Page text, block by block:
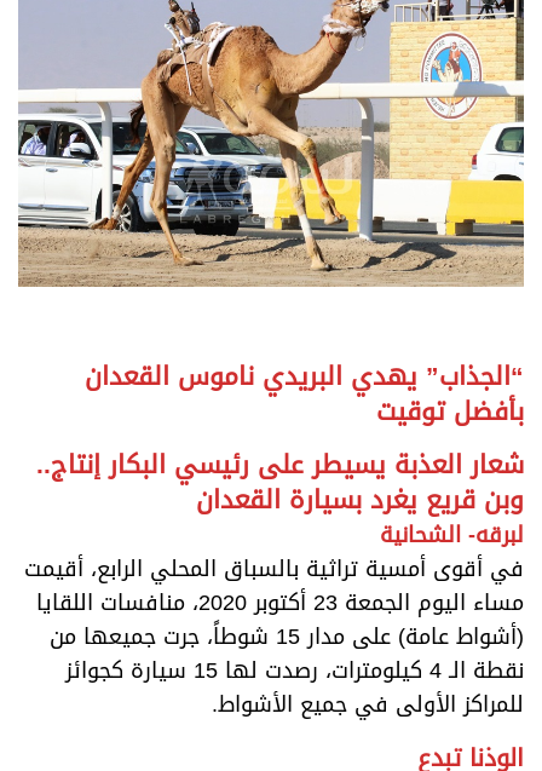
“الجذاب” يهدي البريدي ناموس القعدان
بأفضل توقيت
شعار العذبة يسيطر على رئيسي البكار إنتاج..
وبن قريع يغرد بسيارة القعدان
لبرقه- الشحانية
في أقوى أمسية تراثية بالسباق المحلي الرابع، أقيمت
مساء اليوم الجمعة 23 أكتوبر 2020، منافسات اللقايا
(أشواط عامة) على مدار 15 شوطاً، جرت جميعها من
نقطة الـ 4 كيلومترات، رصدت لها 15 سيارة كجوائز
للمراكز الأولى في جميع الأشواط.
الوذنا تبدع